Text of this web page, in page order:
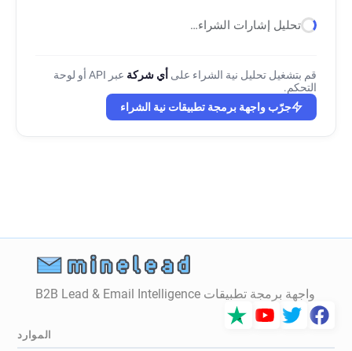
تحليل إشارات الشراء…
قم بتشغيل تحليل نية الشراء على أي شركة
عبر API أو لوحة
التحكم.
جرّب واجهة برمجة تطبيقات نية الشراء
واجهة برمجة تطبيقات B2B Lead & Email Intelligence
الموارد